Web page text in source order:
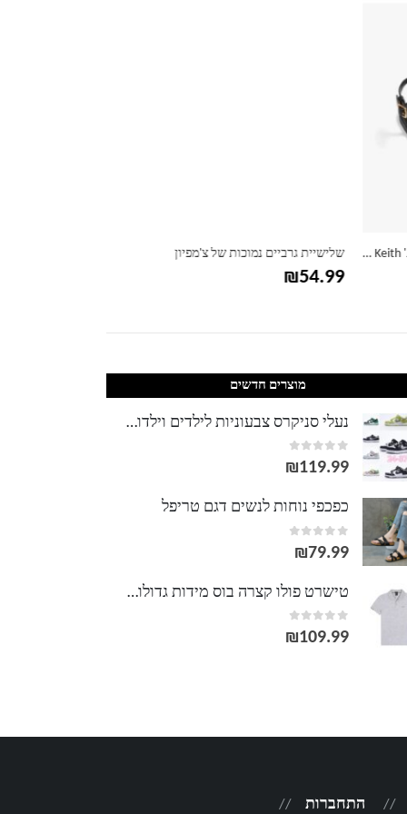
סנדלים שטוחים לנשים צ'ארלס אנד קית' Charles & Keith שלישיית גרביים נמוכות של צ'מפיון
₪54.99
מוצרים חדשים
נעלי סניקרס צבעוניות לילדים וילדות אייר גורדן AIR JORDAN
0
out of 5
₪119.99
כפכפי נוחות לנשים דגם טריפל
0
out of 5
₪79.99
טישרט פולו קצרה בוס מידות גדולות L-3XL
0
out of 5
₪109.99
התחברות